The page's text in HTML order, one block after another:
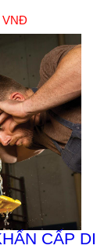
VNĐ
CẤP DI